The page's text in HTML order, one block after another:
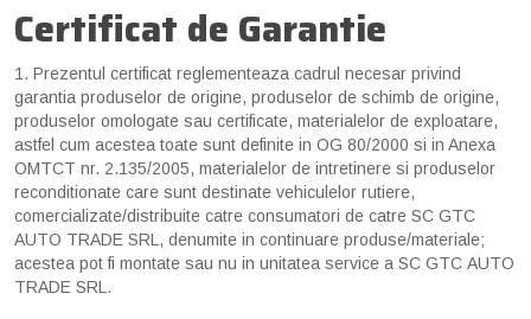
Certificat de Garantie
1. Prezentul certificat reglementeaza cadrul necesar privind
garantia produselor de origine, produselor de schimb de origine,
produselor omologate sau certificate, materialelor de exploatare,
astfel cum acestea toate sunt definite in OG 80/2000 si in Anexa
OMTCT nr. 2.135/2005, materialelor de intretinere si produselor
reconditionate care sunt destinate vehiculelor rutiere,
comercializate/distribuite catre consumatori de catre SC GTC
AUTO TRADE SRL, denumite in continuare produse/materiale;
acestea pot fi montate sau nu in unitatea service a SC GTC AUTO
TRADE SRL.